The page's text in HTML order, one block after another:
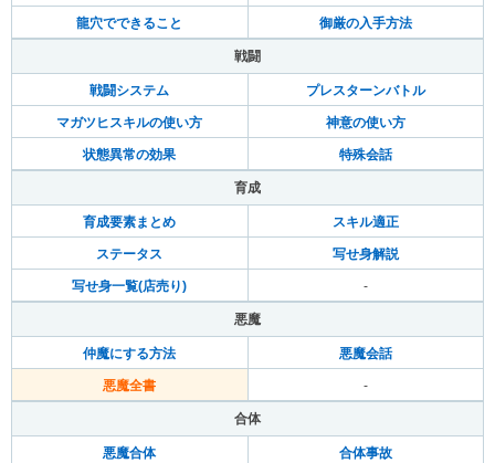
龍穴でできること 御厳の入手方法
戦闘
戦闘システム プレスターンバトル
マガツヒスキルの使い方 神意の使い方
状態異常の効果 特殊会話
育成
育成要素まとめ スキル適正
ステータス 写せ身解説
写せ身一覧(店売り) -
悪魔
仲魔にする方法 悪魔会話
悪魔全書 -
合体
悪魔合体 合体事故